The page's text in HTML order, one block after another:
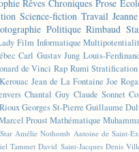
Rêves Chroniques Prose
Science-fiction Travail Jeanne
Politique Rimbaud
Film Informatique
Carl Gustav Jung Louis-
de Vinci Rap Rumi Stratification
Jean de La Fontaine Joe
Chantal Guy Claude Sonnet
Georges St-Pierre Guillaume
Proust Mathématique
Amélie Nothomb Antoine de Saint-
Tammet David Saint-Jacques Denis